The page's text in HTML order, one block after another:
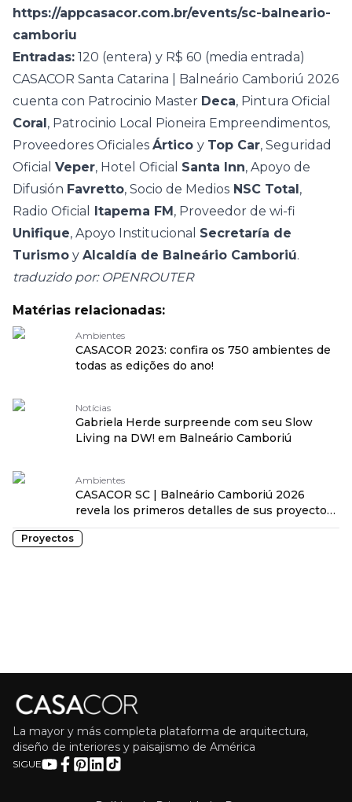
https://appcasacor.com.br/events/sc-balneario-
camboriu
Entradas: 120 (entera) y R$ 60 (media entrada)
CASACOR Santa Catarina | Balneário Camboriú 2026
cuenta con Patrocinio Master Deca, Pintura Oficial
Coral, Patrocinio Local Pioneira Empreendimentos,
Proveedores Oficiales Ártico y Top Car, Seguridad
Oficial Veper, Hotel Oficial Santa Inn, Apoyo de
Difusión Favretto, Socio de Medios NSC Total,
Radio Oficial
Itapema FM, Proveedor de wi-fi
Unifique, Apoyo Institucional Secretaría de
Turismo y Alcaldía de Balneário Camboriú.
traduzido por: OPENROUTER
Matérias relacionadas:
Ambientes
CASACOR 2023: confira os 750 ambientes de
todas as edições do ano!
Notícias
Gabriela Herde surpreende com seu Slow
Living na DW! em Balneário Camboriú
Ambientes
CASACOR SC | Balneário Camboriú 2026
revela los primeros detalles de sus proyectos
traduzido por: OPENROUTER
Proyectos
La mayor y más completa plataforma de arquitectura,
diseño de interiores y paisajismo de América
SIGUE